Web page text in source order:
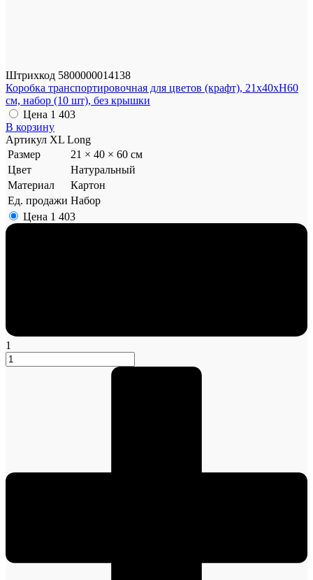
Штрихкод 5800000014138
Коробка транспортировочная для цветов (крафт), 21x40xH60
см, набор (10 шт), без крышки
Цена 1 403
В корзину
Артикул XL Long
Размер
21 × 40 × 60 см
Цвет
Натуральный
Материал
Картон
Ед. продажи Набор
Цена 1 403
1